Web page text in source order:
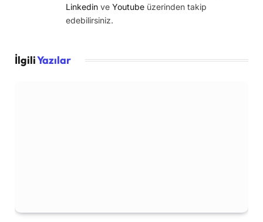
Linkedin ve Youtube üzerinden takip
edebilirsiniz.
İlgiliYazılar